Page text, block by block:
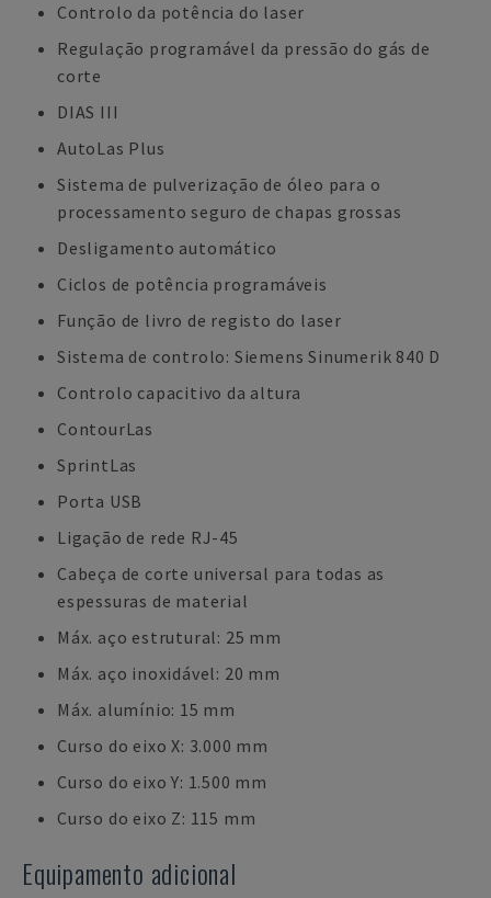
Controlo da potência do laser
Regulação programável da pressão do gás de
corte
DIAS III
AutoLas Plus
Sistema de pulverização de óleo para o
processamento seguro de chapas grossas
Desligamento automático
Ciclos de potência programáveis
Função de livro de registo do laser
Sistema de controlo: Siemens Sinumerik 840 D
Controlo capacitivo da altura
ContourLas
SprintLas
Porta USB
Ligação de rede RJ-45
Cabeça de corte universal para todas as
espessuras de material
Máx. aço estrutural: 25 mm
Máx. aço inoxidável: 20 mm
Máx. alumínio: 15 mm
Curso do eixo X: 3.000 mm
Curso do eixo Y: 1.500 mm
Curso do eixo Z: 115 mm
Equipamento adicional